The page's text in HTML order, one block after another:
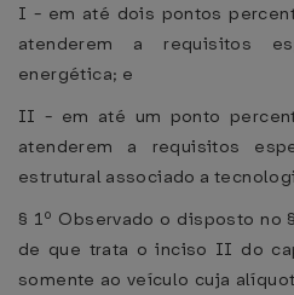
I - em até dois pontos
atenderem a requisitos
energética; e
II - em até um ponto
atenderem a requisitos
estrutural associado a
§ 1º Observado o disposto no
de que trata o inciso II do
somente ao veículo cuja